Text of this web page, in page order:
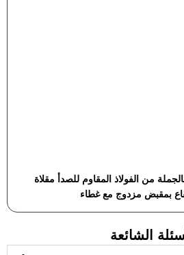
من الفولاذ المقاوم للصدأ مقلاة
بمقبض مزدوج مع غطاء
الشائعة